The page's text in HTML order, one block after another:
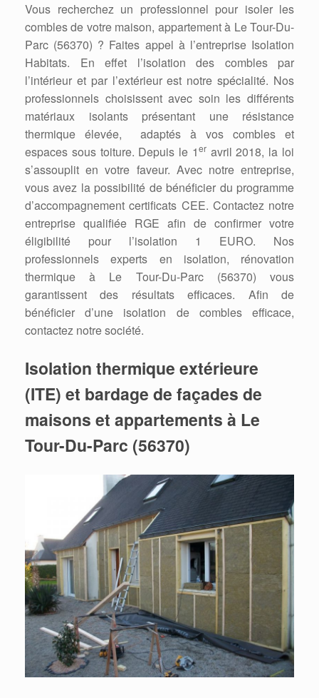
Vous recherchez un professionnel pour isoler les
combles de votre maison, appartement à Le Tour-Du-
Parc (56370) ? Faites appel à l’entreprise Isolation
Habitats. En effet l’isolation des combles par
l’intérieur et par l’extérieur est notre spécialité. Nos
professionnels choisissent avec soin les différents
matériaux isolants présentant une résistance
thermique élevée, adaptés à vos combles et
espaces sous toiture. Depuis le 1eravril 2018, la loi
s’assouplit en votre faveur. Avec notre entreprise,
vous avez la possibilité de bénéficier du programme
d’accompagnement certificats CEE. Contactez notre
entreprise qualifiée RGE afin de confirmer votre
éligibilité pour l’isolation 1 EURO. Nos
professionnels experts en isolation, rénovation
thermique à Le Tour-Du-Parc (56370) vous
garantissent des résultats efficaces. Afin de
bénéficier d’une isolation de combles efficace,
contactez notre société.
Isolation thermique extérieure
(ITE) et bardage de façades de
maisons et appartements à Le
Tour-Du-Parc (56370)